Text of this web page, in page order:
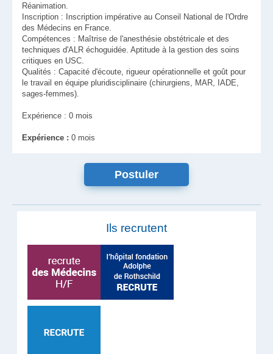
Réanimation.
Inscription : Inscription impérative au Conseil National de l'Ordre
des Médecins en France.
Compétences : Maîtrise de l'anesthésie obstétricale et des
techniques d'ALR échoguidée. Aptitude à la gestion des soins
critiques en USC.
Qualités : Capacité d'écoute, rigueur opérationnelle et goût pour
le travail en équipe pluridisciplinaire (chirurgiens, MAR, IADE,
sages-femmes).
Expérience : 0 mois
Expérience : 0 mois
Ils recrutent